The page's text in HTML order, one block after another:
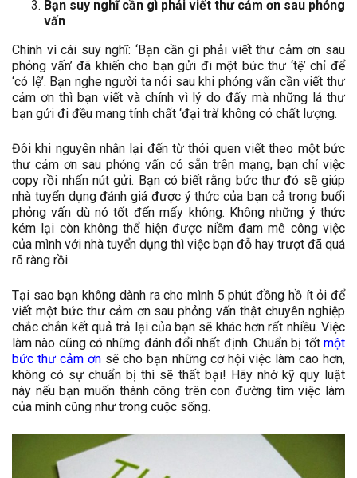
Bạn suy nghĩ cần gì phải viết thư cảm ơn sau phỏng
vấn
Chính vì cái suy nghĩ: ‘Bạn cần gì phải viết thư cảm ơn sau
phỏng vấn’ đã khiến cho bạn gửi đi một bức thư ‘tệ’ chỉ để
‘có lệ’. Bạn nghe người ta nói sau khi phỏng vấn cần viết thư
cảm ơn thì bạn viết và chính vì lý do đấy mà những lá thư
bạn gửi đi đều mang tính chất ‘đại trà’ không có chất lượng.
Đôi khi nguyên nhân lại đến từ thói quen viết theo một bức
thư cảm ơn sau phỏng vấn có sẵn trên mạng, bạn chỉ việc
copy rồi nhấn nút gửi. Bạn có biết rằng bức thư đó sẽ giúp
nhà tuyển dụng đánh giá được ý thức của bạn cả trong buổi
phỏng vấn dù nó tốt đến mấy không. Không những ý thức
kém lại còn không thể hiện được niềm đam mê công việc
của mình với nhà tuyển dụng thì việc bạn đỗ hay trượt đã quá
rõ ràng rồi.
Tại sao bạn không dành ra cho mình 5 phút đồng hồ ít ỏi để
viết một bức thư cảm ơn sau phỏng vấn thật chuyên nghiệp
chắc chắn kết quả trả lại của bạn sẽ khác hơn rất nhiều. Việc
làm nào cũng có những đánh đổi nhất định. Chuẩn bị tốt một
bức thư cảm ơn sẽ cho bạn những cơ hội việc làm cao hơn,
không có sự chuẩn bị thì sẽ thất bại! Hãy nhớ kỹ quy luật
này nếu bạn muốn thành công trên con đường tìm việc làm
của mình cũng như trong cuộc sống.